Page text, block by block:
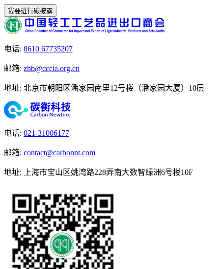
我要进行碳披露
电话: 8610 67735207
邮箱: zhb@cccla.org.cn
地址: 北京市朝阳区潘家园南里12号楼（潘家园大厦）10层
电话: 021-31006177
邮箱: contact@carbonnt.com
地址: 上海市宝山区姚湾路228弄南大数智绿洲6号楼10F